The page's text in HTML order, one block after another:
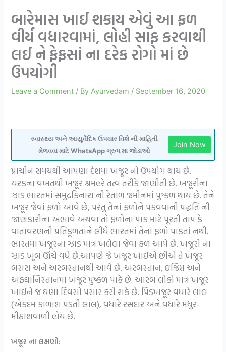
બારેમાસ ખાઈ શકાય એવું આ ફળ
વીર્ય વધારવામાં, લોહી સાફ કરવાથી
લઈ ને ફેફસાં ના દરેક રોગો માં છે
ઉપયોગી
Leave a Comment / ByAyurvedam / September 16, 2020
સ્વાસ્થ્ય અને આયુર્વેદિક ઉપચાર વિશે ની માહિતી
મેળવવા માટે WhatsApp ગ્રુપ મા જોડાઓ
Join Now
પ્રાચીન સમયથી આપણા દેશમાં ખજૂર નો ઉપયોગ થાય છે.
ચરકના વખતથી ખજૂર શ્રમહરે તત્વ તરીકે જાણીતી છે. ખજૂરીના
ઝાડ ભારતમાં સમુદ્રકિનારા ની રેતાળ જમીનમાં પુષ્કળ થાય છે. તેને
ખજૂર જેવાં ફળો આવે છે, પરંતુ તેનાં ફળોને પકવવાની પદ્ધતિ ની
જાણકારીના અભાવે અથવા તો ફળોના પાક માટે પૂરતી તાપ કે
વાતાવરણની પ્રતિકૂળતાને લીધે ભારતમાં તેનાં ફળો પાકતાં નથી.
ભારતમાં ખજૂરના ઝાડ માત્ર ખલેલાં જેવા ફળ આપે છે. ખજૂરી ના
ઝાડ ખૂબ ઊંચે વધે છે.આપણે જે ખજૂર ખાઈએ છીએ તે ખજૂર
બસરા અને અરબસ્તાનથી આવે છે. અરબસ્તાન, ઇજિપ્ત અને
અફઘાનિસ્તાનમાં ખજૂર પુષ્કળ પાકે છે. આરબ લોકો માત્ર ખજૂર
ખાઈને જ ઘણા દિવસો પસાર કરી શકે છે. પિડખજૂર વધારે લાલ
(એકદમ કાળાશ પડતી લાલ), વધારે રસદાર અને વધારે મધુર-
મીઠાશવાળી હોય છે.
ખજૂર ના લક્ષણો: